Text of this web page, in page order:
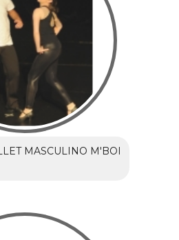
MASCULINO M'BOI